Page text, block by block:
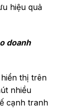
hiệu quả
doanh
thị trên
nhiều
cạnh tranh